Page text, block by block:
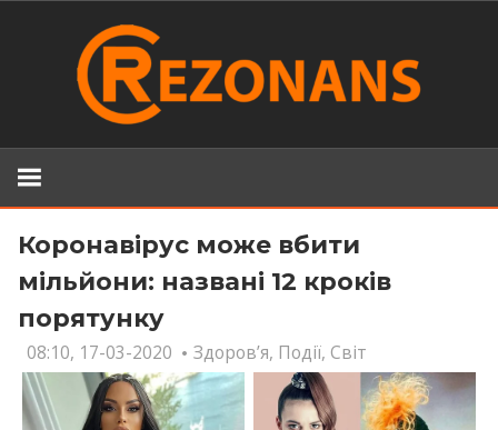
Коронавірус може вбити
мільйони: названі 12 кроків
порятунку
08:10, 17-03-2020 Здоров’я, Події, Світ